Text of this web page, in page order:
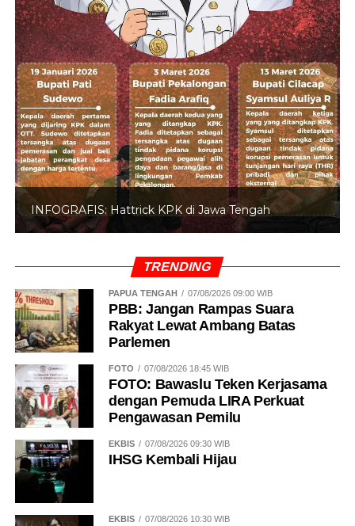
INFOGRAFIS: 5 Anggota DPR Dinonaktifkan
TRENDING
PAPUA TENGAH 07/08/2026 09:00 WIB
PBB: Jangan Rampas Suara
Rakyat Lewat Ambang Batas
Parlemen
FOTO 07/08/2026 18:45 WIB
FOTO: Bawaslu Teken Kerjasama
dengan Pemuda LIRA Perkuat
Pengawasan Pemilu
EKBIS 07/08/2026 09:30 WIB
IHSG Kembali Hijau
EKBIS 07/08/2026 10:30 WIB